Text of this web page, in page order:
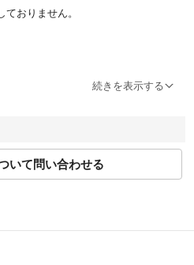
（ボタン跡）
/ 小さなシミ若干（フラップ、ボタン
おりません。
配送を行っております。
ります。
続きを表示する
いて問い合わせる